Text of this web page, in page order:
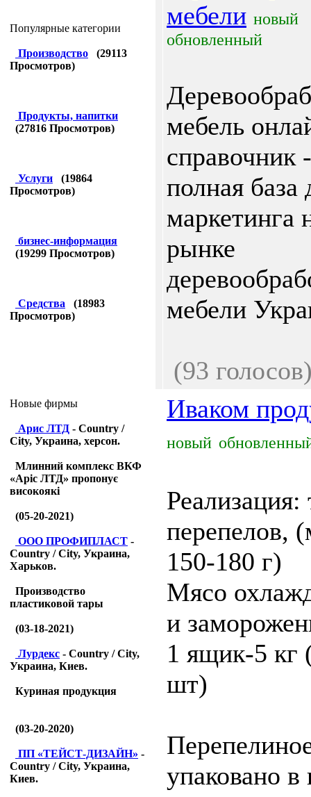
Популярные категории
Производство (29113
Просмотров)
Продукты, напитки
(27816 Просмотров)
Услуги (19864
Просмотров)
бизнес-информация
(19299 Просмотров)
Средства (18983
Просмотров)
Новые фирмы
Арис ЛТД - Country /
City, Украина, херсон.
Млинний комплекс ВКФ
«Аріс ЛТД» пропонує
високоякі
(05-20-2021)
ООО ПРОФИПЛАСТ -
Country / City, Украина,
Харьков.
Производство
пластиковой тары
(03-18-2021)
Лурдекс - Country / City,
Украина, Киев.
Куриная продукция
(03-20-2020)
ПП «ТЕЙСТ-ДИЗАЙН» -
Country / City, Украина,
Киев.
мебели новый
обновленный
мебель
справочник -
полная база
маркетинга
рынке
мебели
(93
Иваком
новый
перепелов,
150-180 г)
Мясо
и
1 ящик-5 кг
шт)
упаковано в